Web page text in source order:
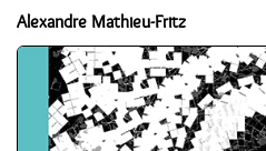
Alexandre Mathieu-Fritz